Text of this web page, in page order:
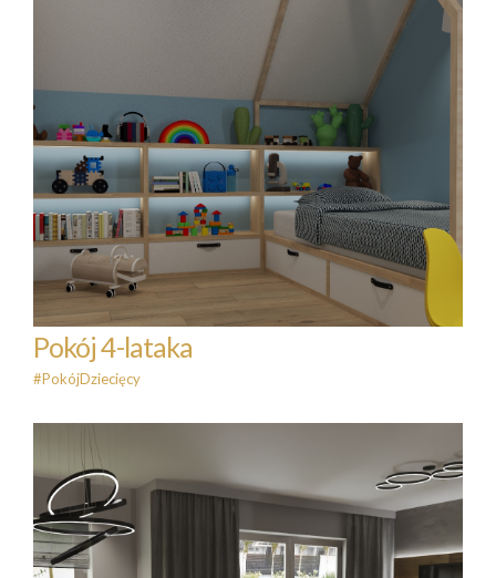
Pokój 4-lataka
#PokójDziecięcy
Pokój 4-lataka
#PokójDziecięcy